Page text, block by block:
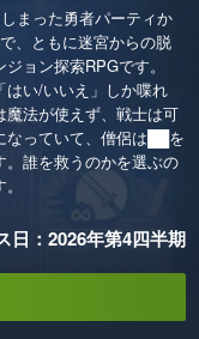
しまった勇者パーティか
、ともに迷宮からの脱
ョン探索RPGです。
はい/いいえ」しか喋れ
魔法が使えず、戦士は可
なっていて、僧侶は██を
。誰を救うのかを選ぶの
日：2026年第4四半期